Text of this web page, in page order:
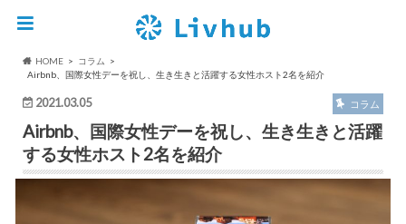
HOME
コラム
Airbnb、国際女性デーを祝し、生き生きと活躍する女性ホスト2名を紹介
2021.03.05 コラム
Airbnb、国際女性デーを祝し、生き生きと活躍
する女性ホスト2名を紹介